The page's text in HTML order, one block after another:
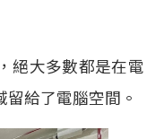
絕大多數都是在電
給了電腦空間。